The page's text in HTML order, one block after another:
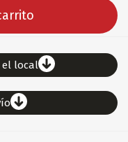
el local